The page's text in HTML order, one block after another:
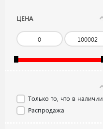
ЦЕНА
Только то, что в наличии
Распродажа